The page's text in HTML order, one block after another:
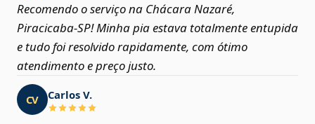
Recomendo o serviço na Chácara Nazaré,
Piracicaba‑SP! Minha pia estava totalmente entupida
e tudo foi resolvido rapidamente, com ótimo
atendimento e preço justo.
CV Carlos V.